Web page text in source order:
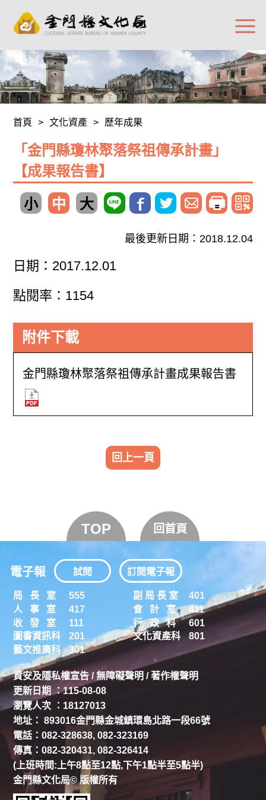
首頁 > 文化資產 > 歷年成果
「金門縣瓊林聚落祭祖傳承計畫」
【成果報告書】
小 中 大
最後更新日期：2018.12.04
日期：2017.12.01
點閱率：1154
附件下載
金門縣瓊林聚落祭祖傳承計畫成果報告書
回上一頁
TOP 回首頁
資安及隱私權宣告 /無障礙聲明 /著作權聲明
更新日期 ：115-08-08
瀏覽人次 ：18127013
地址： 893016金門縣金城鎮環島北路一段66號
電話：082-328638, 082-323169
傳真：082-320431, 082-326414
(上班時間:上午8點至12點,下午1點半至5點半)
金門縣文化局© 版權所有
局 長 室 555 副 局 長 室
401
人 事 室
417 會 計 室
411
收 發 室
111 行 政 科
601
圖書資訊科
201 文化資產科
801
藝文推廣科
301
電子報 試閱 訂閱電子報